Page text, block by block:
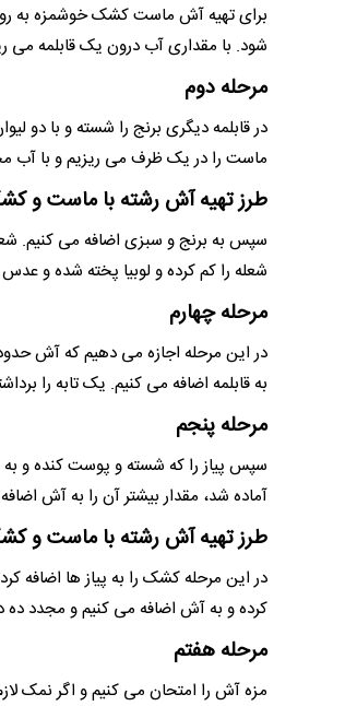
برای تهیه آش ماست کشک خوشمزه به روش
شود. با مقداری آب درون یک قابلمه می
مرحله دوم
در قابلمه دیگری برنج را شسته و با دو
ماست را در یک ظرف می ریزیم و با آب
طرز تهیه آش رشته با ماست و
سپس به برنج و سبزی اضافه می کنیم.
شعله را کم کرده و لوبیا پخته شده و
مرحله چهارم
به قابلمه اضافه می کنیم. یک تابه را
مرحله پنجم
سپس پیاز را که شسته و پوست کنده و به
آماده شد، مقدار بیشتر آن را به آش
طرز تهیه آش رشته با ماست و
در این مرحله کشک را به پیاز ها
کرده و به آش اضافه می کنیم و مجدد
مرحله هفتم
مزه آش را امتحان می کنیم و اگر نمک